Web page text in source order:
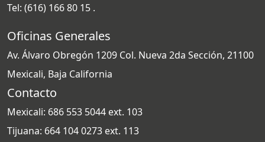
Tel: (616) 166 80 15 .
Oficinas Generales
Av. Álvaro Obregón 1209 Col. Nueva 2da Sección, 21100
Mexicali, Baja California
Contacto
Mexicali: 686 553 5044 ext. 103
Tijuana: 664 104 0273 ext. 113